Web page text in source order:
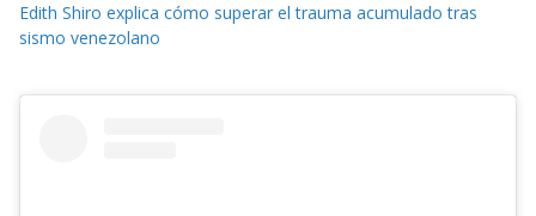
Edith Shiro explica cómo superar el trauma acumulado tras
sismo venezolano